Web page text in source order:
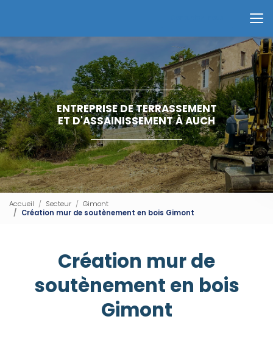
principal
ENTREPRISE DE TERRASSEMENT
ET D'ASSAINISSEMENT À AUCH
Accueil Secteur
Gimont
Création mur de soutènement en bois Gimont
Création mur de
soutènement en bois
Gimont